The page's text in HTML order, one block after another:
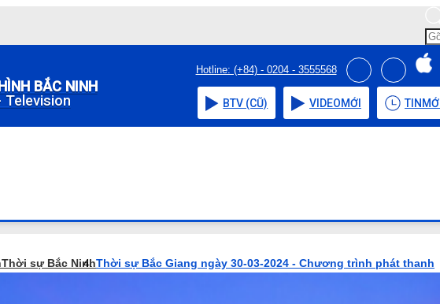
BẮC NINH
Television
Hotline: (+84) - 0204 - 3555568
BTV (CŨ) VIDEOMỚI TIN MỚI
Thời sự Bắc NinhThời sự Bắc Giang ngày 30-03-2024 - Chương trình phát thanh